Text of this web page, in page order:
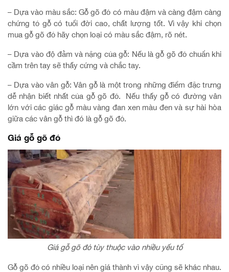
– Dựa vào màu sắc: Gỗ gõ đỏ có màu đậm và càng đậm càng
chứng tỏ gỗ có tuổi đời cao, chất lượng tốt. Vì vậy khi chọn
mua gỗ gõ đỏ hãy chọn loại có màu sắc đậm, rõ nét.
– Dựa vào độ đằm và nặng của gỗ: Nếu là gỗ gõ đỏ chuẩn khi
cầm trên tay sẽ thấy cứng và chắc tay.
– Dựa vào vân gỗ: Vân gỗ là một trong những điểm đặc trưng
dễ nhận biết nhất của gỗ gõ đỏ. Nếu thấy gỗ có đường vân
lớn với các giác gỗ màu vàng đan xen màu đen và sự hài hòa
giữa các vân gỗ thì đó là gỗ gõ đỏ.
Giá gỗ gõ đỏ
Giá gỗ gõ đỏ tùy thuộc vào nhiều yếu tố
Gỗ gõ đỏ có nhiều loại nên giá thành vì vậy cũng sẽ khác nhau.